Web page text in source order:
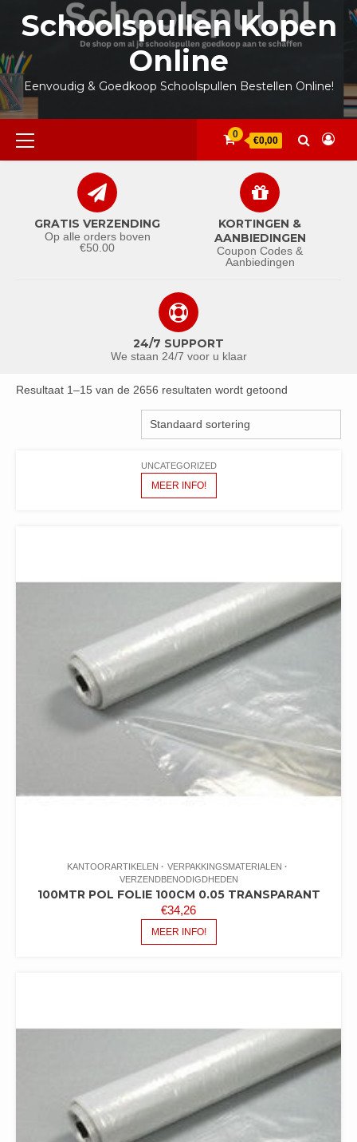
inhoud
Schoolspullen Kopen
Online
Eenvoudig & Goedkoop Schoolspullen Bestellen Online!
Primair
menu
0
€0,00
GRATIS VERZENDING
Op alle orders boven
€50.00
KORTINGEN &
AANBIEDINGEN
Coupon Codes &
Aanbiedingen
24/7 SUPPORT
We staan 24/7 voor u klaar
Resultaat 1–15 van de 2656 resultaten wordt getoond
UNCATEGORIZED
MEER INFO!
KANTOORARTIKELEN
VERPAKKINGSMATERIALEN
VERZENDBENODIGDHEDEN
100MTR POL FOLIE 100CM 0.05 TRANSPARANT
€34,26
MEER INFO!